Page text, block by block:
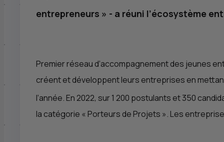
entrepreneurs » - a réuni l’écosystème
Premier réseau d’accompagnement des jeunes
créent et développent leurs entreprises en
l’année. En 2022, sur 1 200 postulants et 350
la catégorie « Porteurs de Projets ». Les